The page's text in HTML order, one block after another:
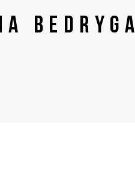
Bedryga